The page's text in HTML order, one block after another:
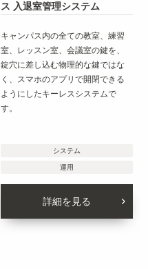
ス 入退室管理システム
キャンパス内の全ての教室、練習
室、レッスン室、会議室の鍵を、
錠穴に差し込む物理的な鍵ではな
く、スマホのアプリで開閉できる
ようにしたキーレスシステムで
す。
システム
運用
詳細を見る